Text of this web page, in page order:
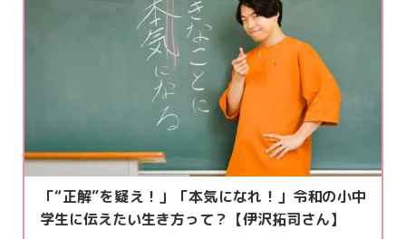
「“正解”を疑え！」「本気になれ！」令和の小中
学生に伝えたい生き方って？【伊沢拓司さん】